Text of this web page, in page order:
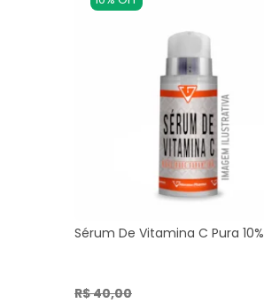
Sérum De Vitamina C Pura 10%
R$ 40,00